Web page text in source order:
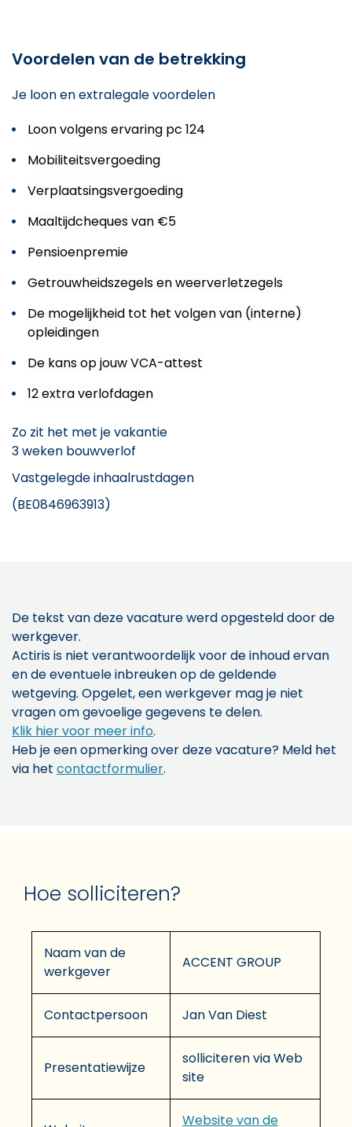
Voordelen van de betrekking
Je loon en extralegale voordelen
Loon volgens ervaring pc 124
Mobiliteitsvergoeding
Verplaatsingsvergoeding
Maaltijdcheques van €5
Pensioenpremie
Getrouwheidszegels en weerverletzegels
De mogelijkheid tot het volgen van (interne)
opleidingen
De kans op jouw VCA-attest
12 extra verlofdagen
Zo zit het met je vakantie
3 weken bouwverlof
Vastgelegde inhaalrustdagen
(BE0846963913)
De tekst van deze vacature werd opgesteld door de
werkgever.
Actiris is niet verantwoordelijk voor de inhoud ervan
en de eventuele inbreuken op de geldende
wetgeving. Opgelet, een werkgever mag je niet
vragen om gevoelige gegevens te delen.
Klik hier voor meer info.
Heb je een opmerking over deze vacature? Meld het
via het contactformulier.
Hoe solliciteren?
Naam van de
werkgever
ACCENT GROUP
Contactpersoon Jan Van Diest
Presentatiewijze
solliciteren via Web
site
Website van de